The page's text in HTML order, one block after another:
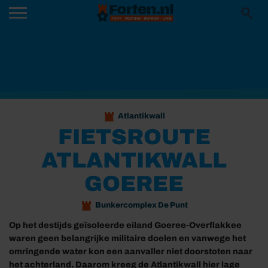
Atlantikwall
FIETSROUTE
ATLANTIKWALL
GOEREE
Bunkercomplex De Punt
Op het destijds geïsoleerde eiland Goeree-Overflakkee
waren geen belangrijke militaire doelen en vanwege het
omringende water kon een aanvaller niet doorstoten naar
het achterland. Daarom kreeg de Atlantikwall hier lage